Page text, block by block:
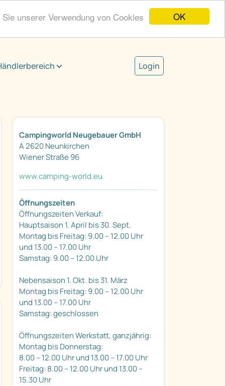
OK
unserer Verwendung von Cookies
Login
Campingworld Neugebauer GmbH
A 2620 Neunkirchen
Wiener Straße 96
www.camping-world.eu
Öffnungszeiten
Öffnungszeiten Verkauf:
Hauptsaison 1. April bis 30. Sept.
Montag bis Freitag: 9.00 – 12.00 Uhr
und 13.00 – 17.00 Uhr
Samstag: 9.00 – 12.00 Uhr
Nebensaison 1. Okt. bis 31. März
Montag bis Freitag: 9.00 – 12.00 Uhr
und 13.00 – 17.00 Uhr
Samstag: geschlossen
Öffnungszeiten Werkstatt, ganzjährig:
Montag bis Donnerstag:
8.00 – 12.00 Uhr und 13.00 – 17.00 Uhr
Freitag: 8.00 – 12.00 Uhr und 13.00 –
15.30 Uhr